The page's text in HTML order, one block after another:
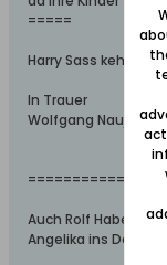
=====
Harry Sass kehrt
In Trauer
Wolfgang Naujocks
Auch Rolf
Angelika ins